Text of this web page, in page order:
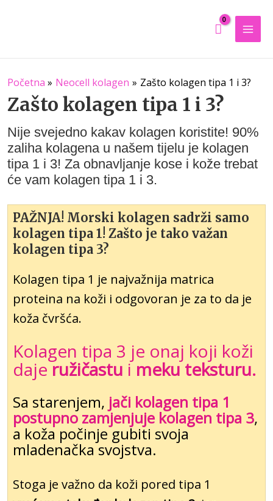
Main
Početna Neocell kolagen Zašto kolagen tipa 1 i 3?
Zašto kolagen tipa 1 i 3?
Nije svejedno kakav kolagen koristite! 90%
zaliha kolagena u našem tijelu je kolagen
tipa 1 i 3! Za obnavljanje kose i kože trebat
će vam kolagen tipa 1 i 3.
PAŽNJA! Morski kolagen sadrži samo
kolagen tipa 1! Zašto je tako važan
kolagen tipa 3?
Kolagen tipa 1 je najvažnija matrica
proteina na koži i odgovoran je za to da je
koža čvršća.
Kolagen tipa 3 je onaj koji koži
dajeružičastu imeku teksturu.
Sa starenjem, jači kolagen tipa 1
postupno zamjenjuje kolagen tipa 3,
a koža počinje gubiti svoja
mladenačka svojstva.
Stoga je važno da koži pored tipa 1